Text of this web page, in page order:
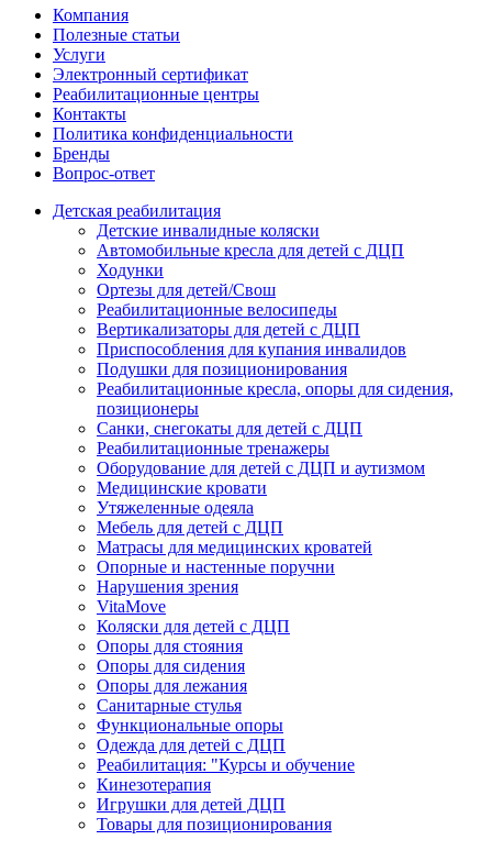
Компания
Полезные статьи
Услуги
Электронный сертификат
Реабилитационные центры
Контакты
Политика конфиденциальности
Бренды
Вопрос-ответ
Детская реабилитация
Детские инвалидные коляски
Автомобильные кресла для детей с ДЦП
Ходунки
Ортезы для детей/Свош
Реабилитационные велосипеды
Вертикализаторы для детей с ДЦП
Приспособления для купания инвалидов
Подушки для позиционирования
Реабилитационные кресла, опоры для сидения,
позиционеры
Санки, снегокаты для детей с ДЦП
Реабилитационные тренажеры
Оборудование для детей с ДЦП и аутизмом
Медицинские кровати
Утяжеленные одеяла
Мебель для детей с ДЦП
Матрасы для медицинских кроватей
Опорные и настенные поручни
Нарушения зрения
VitaMove
Коляски для детей с ДЦП
Опоры для стояния
Опоры для сидения
Опоры для лежания
Санитарные стулья
Функциональные опоры
Одежда для детей с ДЦП
Реабилитация: "Курсы и обучение
Кинезотерапия
Игрушки для детей ДЦП
Товары для позиционирования